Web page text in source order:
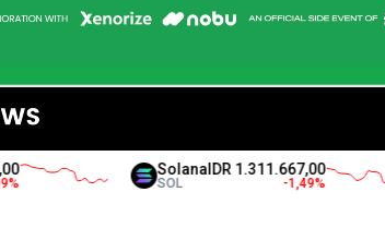
SolanaIDR 1.311.667,00
SOL